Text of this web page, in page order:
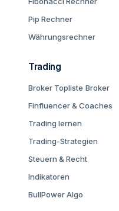
Pip Rechner
Währungsrechner
Trading
Broker Topliste Broker
Finfluencer & Coaches
Trading lernen
Trading-Strategien
Steuern & Recht
Indikatoren
BullPower Algo